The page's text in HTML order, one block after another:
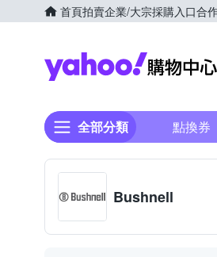
首頁拍賣企業/大宗採購入口合
全部分類 點換券
Bushnell